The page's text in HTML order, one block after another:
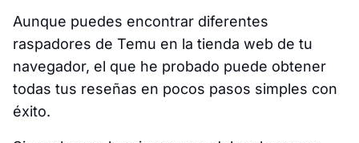
Aunque puedes encontrar diferentes
raspadores de Temu en la tienda web de tu
navegador, el que he probado puede obtener
todas tus reseñas en pocos pasos simples con
éxito.